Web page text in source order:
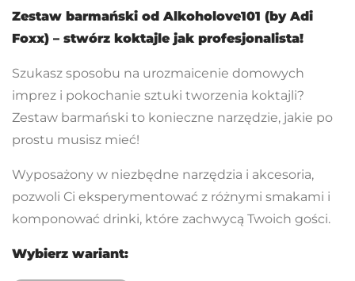
Zestaw barmański od Alkoholove101 (by Adi
Foxx) – stwórz koktajle jak profesjonalista!
Szukasz sposobu na urozmaicenie domowych
imprez i pokochanie sztuki tworzenia koktajli?
Zestaw barmański to konieczne narzędzie, jakie po
prostu musisz mieć!
Wyposażony w niezbędne narzędzia i akcesoria,
pozwoli Ci eksperymentować z różnymi smakami i
komponować drinki, które zachwycą Twoich gości.
Wybierz wariant: